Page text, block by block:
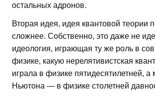
остальных адронов.
Вторая идея, идея квантовой теории
сложнее. Собственно, это даже не
идеология, играющая ту же роль в
физике, какую нерелятивистская
играла в физике пятидесятилетней, а
Ньютона — в физике столетней